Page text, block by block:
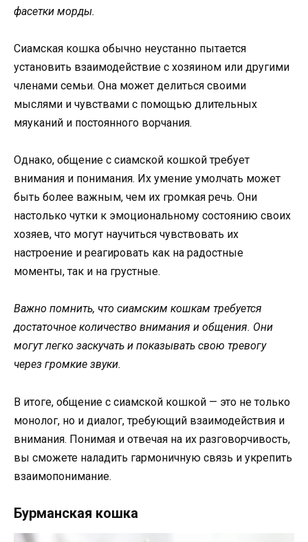
фасетки морды.
Сиамская кошка обычно неустанно пытается
установить взаимодействие с хозяином или другими
членами семьи. Она может делиться своими
мыслями и чувствами с помощью длительных
мяуканий и постоянного ворчания.
Однако, общение с сиамской кошкой требует
внимания и понимания. Их умение умолчать может
быть более важным, чем их громкая речь. Они
настолько чутки к эмоциональному состоянию своих
хозяев, что могут научиться чувствовать их
настроение и реагировать как на радостные
моменты, так и на грустные.
Важно помнить, что сиамским кошкам требуется
достаточное количество внимания и общения. Они
могут легко заскучать и показывать свою тревогу
через громкие звуки.
В итоге, общение с сиамской кошкой — это не только
монолог, но и диалог, требующий взаимодействия и
внимания. Понимая и отвечая на их разговорчивость,
вы сможете наладить гармоничную связь и укрепить
взаимопонимание.
Бурманская кошка